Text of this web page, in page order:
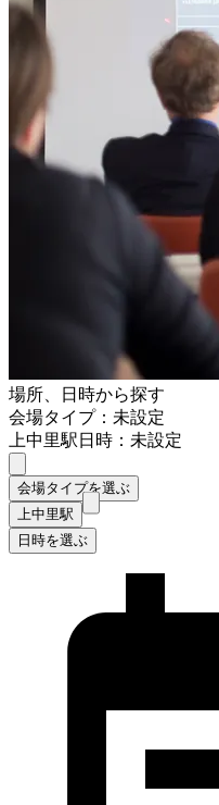
場所、日時から探す
会場タイプ：未設定
上中里駅日時：未設定
会場タイプを選ぶ
上中里駅
日時を選ぶ